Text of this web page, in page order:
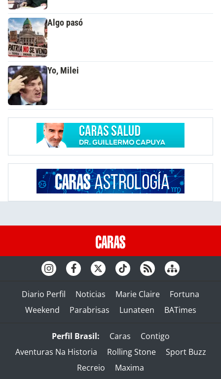
Algo pasó
Yo, Milei
Diario Perfil Noticias Marie Claire
Fortuna
Weekend
Parabrisas Lunateen BATimes
Perfil Brasil: Caras
Contigo
Aventuras Na Historia
Rolling Stone
Sport Buzz
Recreio
Maxima